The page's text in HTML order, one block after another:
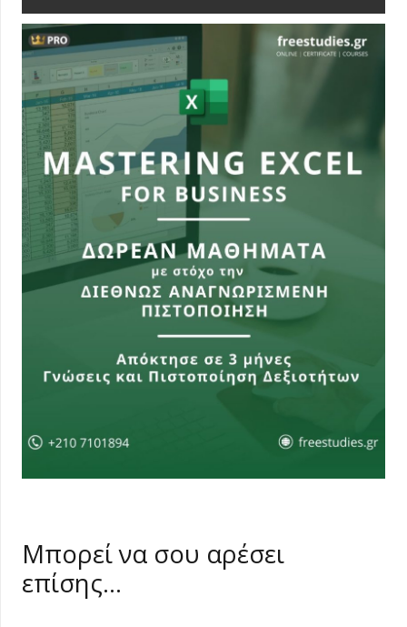
Μπορεί να σου αρέσει
επίσης…